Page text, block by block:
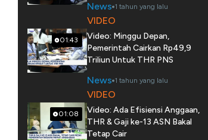
News 1 tahun yang lalu
01:43
VIDEO
Video: Minggu Depan,
Pemerintah Cairkan Rp49,9
Triliun Untuk THR PNS
News 1 tahun yang lalu
01:08
VIDEO
Video: Ada Efisiensi Anggaan,
THR & Gaji ke-13 ASN Bakal
Tetap Cair